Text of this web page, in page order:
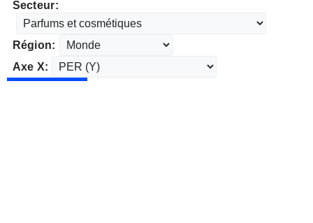
Secteur:
Région:
Axe X: